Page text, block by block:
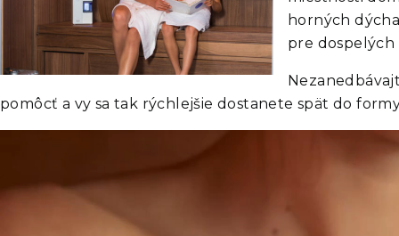
horných
pre dospelých
pomôcť a vy sa tak rýchlejšie dostanete spät do